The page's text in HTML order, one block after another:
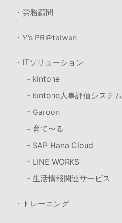
・労務顧問
・Y’s PR＠taiwan
・ITソリューション
- kintone
- kintone人事評価システム
- Garoon
- 育て〜る
- SAP Hana Cloud
- LINE WORKS
- 生活情報関連サービス
・トレーニング